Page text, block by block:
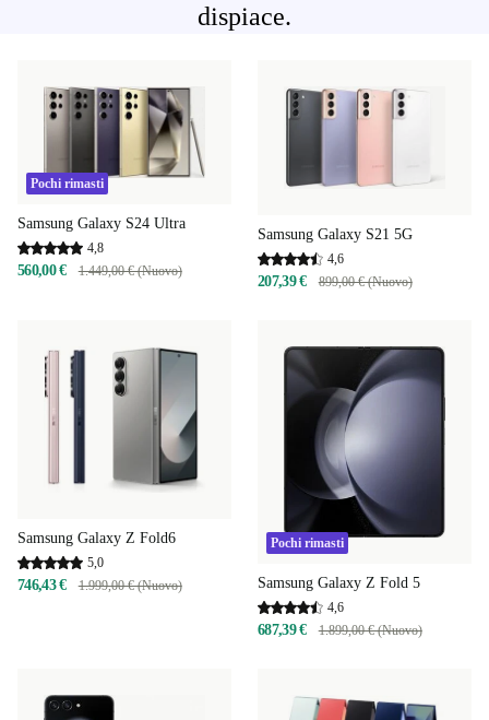
dispiace.
Pochi rimasti
Samsung Galaxy S24 Ultra
4,8
560,00 € 1.449,00 € (Nuovo)
Samsung Galaxy S21 5G
4,6
207,39 € 899,00 € (Nuovo)
Samsung Galaxy Z Fold6
5,0
746,43 € 1.999,00 € (Nuovo)
Pochi rimasti
Samsung Galaxy Z Fold 5
4,6
687,39 € 1.899,00 € (Nuovo)